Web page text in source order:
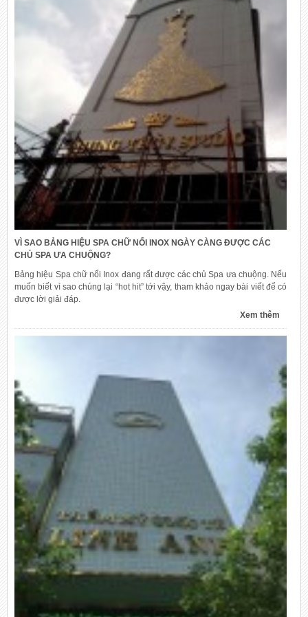
VÌ SAO BẢNG HIỆU SPA CHỮ NỔI INOX NGÀY CÀNG ĐƯỢC CÁC
CHỦ SPA ƯA CHUỘNG?
Bảng hiệu Spa chữ nổi Inox đang rất được các chủ Spa ưa chuộng. Nếu
muốn biết vì sao chúng lại “hot hit” tới vậy, tham khảo ngay bài viết để có
được lời giải đáp.
Xem thêm